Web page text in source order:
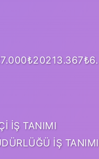
İŞ TANIMI
İŞ TANIMI